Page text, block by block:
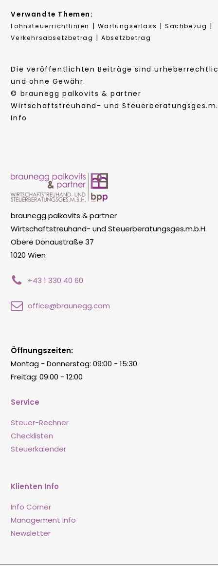
Verwandte Themen:
Lohnsteuerrichtlinien Wartungserlass |Sachbezug
Verkehrsabsetzbetrag |Absetzbetrag
Die veröffentlichten Beiträge sind
und ohne Gewähr.
© braunegg palkovits & partner
Wirtschaftstreuhand- und
Info
braunegg palkovits & partner
Wirtschaftstreuhand- und Steuerberatungsges.m.b.H.
Obere Donaustraße 37
1020 Wien
+43 1 330 40 60
office@braunegg.com
Service
Steuer-Rechner
Checklisten
Steuerkalender
Klienten Info
Info Corner
Management Info
Newsletter
Öffnungszeiten:
Montag - Donnerstag: 09:00 - 15:30
Freitag: 09:00 - 12:00